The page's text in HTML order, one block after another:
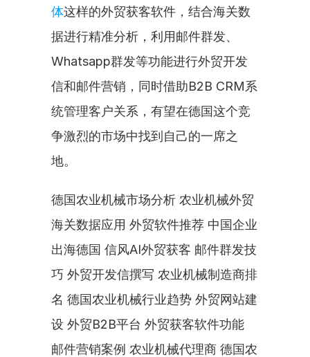
体这样的外贸获客软件，结合海关数
据进行精准分析，利用邮件群发、
Whatsapp群发等功能进行外贸开发
信和邮件营销，同时借助B2B CRM系
统管理客户关系，有望在德国这个竞
争激烈的市场中找到自己的一席之
地。
德国农业机械市场分析 农业机械外贸
海关数据应用 外贸软件推荐 中国企业
出海德国 信风AI外贸获客 邮件群发技
巧 外贸开发信撰写 农业机械制造商排
名 德国农业机械行业趋势 外贸网站建
设 外贸B2B平台 外贸获客软件功能
邮件营销案例 农业机械代理商 德国农